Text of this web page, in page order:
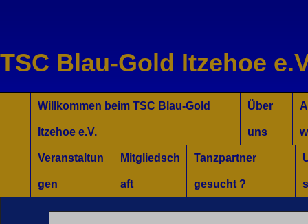
TSC Blau-Gold Itzehoe
Willkommen für Interessierte
Tanzkurse Aktuell
Unsere Trainer/innen
Turniersport
Jugend/Kinder
Willkommen beim TSC Blau-Gold
Itzehoe e.V.
Über
uns
Veranstaltun
gen
Mitgliedsch
aft
Tanzpartner
gesucht ?